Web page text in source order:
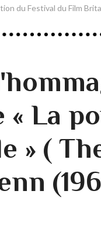
du Festival du Film
« La
» (